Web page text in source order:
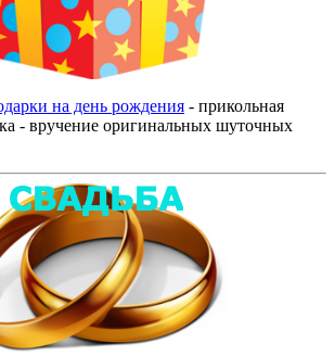
на день рождения - прикольная
- вручение оригинальных шуточных